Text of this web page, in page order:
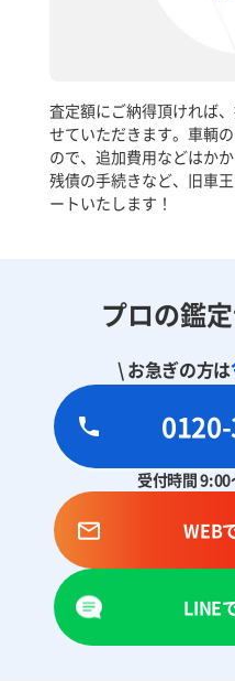
査定額にご納得頂ければ
せていただきます。車輌
ので、追加費用などはか
残債の手続きなど、旧車
ートいたします！
プロの鑑
\ お急ぎの方は
受付時間
WEB
LINE